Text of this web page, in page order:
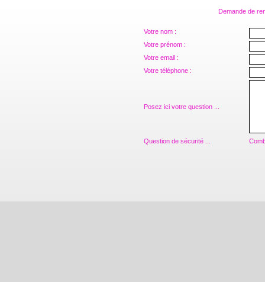
Demande de
Votre nom :
Votre prénom :
Votre email :
Votre téléphone :
Posez ici votre question ...
Question de sécurité ...